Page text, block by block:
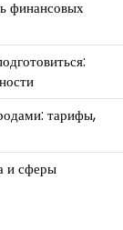
финансовых
тарифы,
и сферы